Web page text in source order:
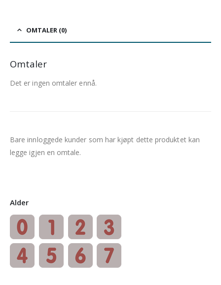
OMTALER (0)
Omtaler
Det er ingen omtaler ennå.
Bare innloggede kunder som har kjøpt dette produktet kan
legge igjen en omtale.
Alder